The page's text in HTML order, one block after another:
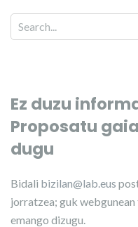
Ez duzu
Proposatu
dugu
Bidali bizilan@lab.eus
jorratzea; guk
emango dizugu.